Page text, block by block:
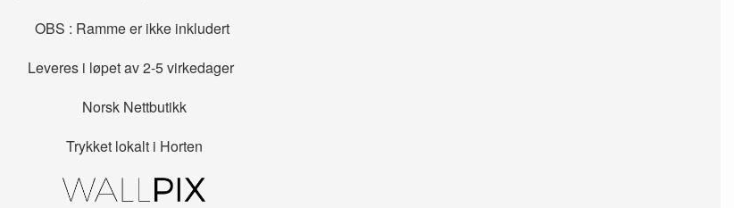
OBS : Ramme er ikke inkludert
Leveres i løpet av 2-5 virkedager
Norsk Nettbutikk
Trykket lokalt i Horten